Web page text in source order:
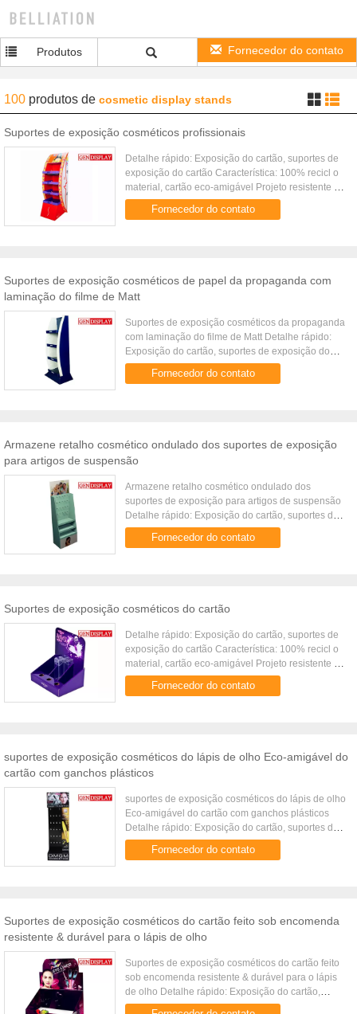
Produtos Fornecedor do contato
100 produtos de cosmetic display stands
Suportes de exposição cosméticos profissionais
Detalhe rápido: Exposição do cartão, suportes de
exposição do cartão Característica: 100% recicl o
material, cartão eco-amigável Projeto resistente e
durável Impressão duradouro Tratamento de
superfície: Lamina...
Fornecedor do contato
Suportes de exposição cosméticos de papel da propaganda com
laminação do filme de Matt
Suportes de exposição cosméticos da propaganda
com laminação do filme de Matt Detalhe rápido:
Exposição do cartão, suportes de exposição do
cartão Característica: 100% recicl o material,
cartão eco-amigável ...
Fornecedor do contato
Armazene retalho cosmético ondulado dos suportes de exposição
para artigos de suspensão
Armazene retalho cosmético ondulado dos
suportes de exposição para artigos de suspensão
Detalhe rápido: Exposição do cartão, suportes de
exposição do cartão Característica: 100% recicl o
material, cartão eco...
Fornecedor do contato
Suportes de exposição cosméticos do cartão
Detalhe rápido: Exposição do cartão, suportes de
exposição do cartão Característica: 100% recicl o
material, cartão eco-amigável Projeto resistente e
durável Impressão duradouro Tratamento de
superfície: Lamina...
Fornecedor do contato
suportes de exposição cosméticos do lápis de olho Eco-amigável do
cartão com ganchos plásticos
suportes de exposição cosméticos do lápis de olho
Eco-amigável do cartão com ganchos plásticos
Detalhe rápido: Exposição do cartão, suportes de
exposição do cartão Característica: 100% recicl o
material, cartão ...
Fornecedor do contato
Suportes de exposição cosméticos do cartão feito sob encomenda
resistente & durável para o lápis de olho
Suportes de exposição cosméticos do cartão feito
sob encomenda resistente & durável para o lápis
de olho Detalhe rápido: Exposição do cartão,
suportes de exposição do cartão Característica: